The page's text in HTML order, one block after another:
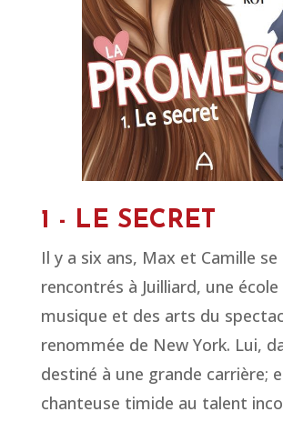
1 - LE SECRET
Il y a six ans, Max et Camille
rencontrés à Juilliard, une école
musique et des arts du
renommée de New York. Lui,
destiné à une grande carrière;
chanteuse timide au talent